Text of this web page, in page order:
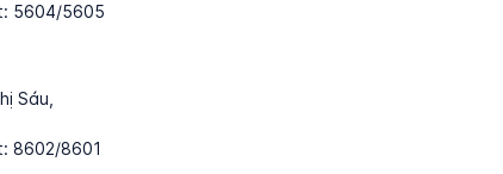
5604/5605
Sáu,
8602/8601